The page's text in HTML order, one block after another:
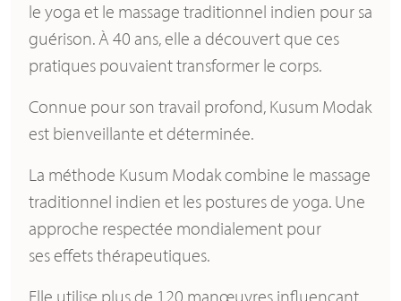
le yoga et le massage traditionnel indien pour sa
guérison. À 40 ans, elle a découvert que ces
pratiques pouvaient transformer le corps.
Connue pour son travail profond, Kusum Modak
est bienveillante et déterminée.
La méthode Kusum Modak combine le massage
traditionnel indien et les postures de yoga. Une
approche respectée mondialement pour
ses effets thérapeutiques.
Elle utilise plus de 120 manœuvres influençant